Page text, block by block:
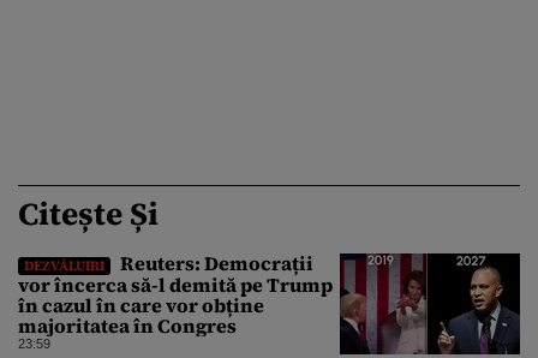
Citește Și
DEZVĂLUIRI
Reuters: Democrații
vor încerca să-l demită pe Trump
în cazul în care vor obține
majoritatea în Congres
23:59